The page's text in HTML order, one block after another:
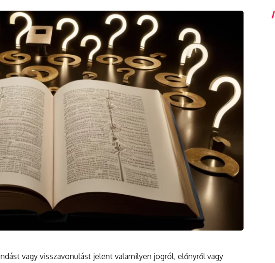
vagy visszavonulást jelent valamilyen jogról, előnyről vagy